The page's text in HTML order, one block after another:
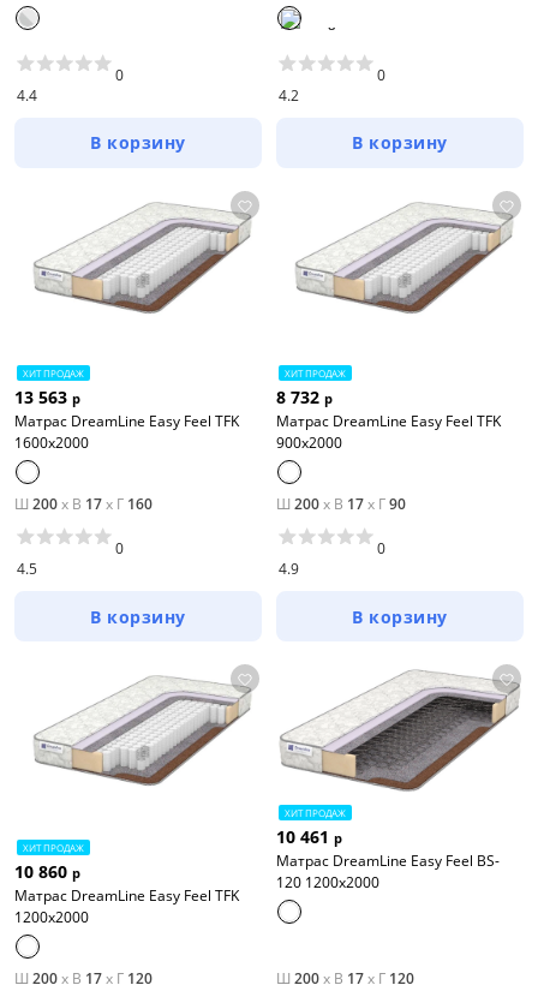
4.4
0
В корзину
4.2
0
В корзину
ХИТ ПРОДАЖ
13 563 р
Матрас DreamLine Easy Feel TFK
1600x2000
Ш 200x В 17x Г 160
4.5
0
В корзину
ХИТ ПРОДАЖ
8 732 р
Матрас DreamLine Easy Feel TFK
900x2000
Ш 200x В 17x Г90
4.9
0
В корзину
ХИТ ПРОДАЖ
10 860 р
Матрас DreamLine Easy Feel TFK
1200x2000
Ш 200x В 17x Г 120
ХИТ ПРОДАЖ
10 461 р
Матрас DreamLine Easy Feel BS-
120 1200x2000
Ш 200x В 17x Г 120